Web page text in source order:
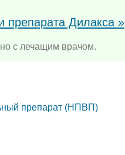
препарата Дилакса »
с лечащим врачом.
препарат (НПВП)